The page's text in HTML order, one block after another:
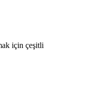
için çeşitli